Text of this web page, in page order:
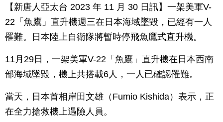
【新唐人亞太台 2023 年 11 月 30 日訊】一架美軍V-
22「魚鷹」直升機週三在日本海域墜毀，已經有一人
罹難。日本陸上自衛隊將暫時停飛魚鷹式直升機。
11月29日，一架美軍V-22「魚鷹」直升機在日本西南
部海域墜毀，機上共搭載6人，一人已確認罹難。
當天，日本首相岸田文雄（Fumio Kishida）表示，正
在全力搶救機上遇險人員。